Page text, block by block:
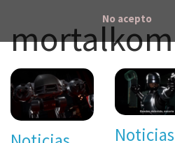
No acepto
Noticias